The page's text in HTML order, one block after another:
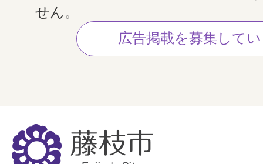
せん。
広告掲載を募集して
藤
枝